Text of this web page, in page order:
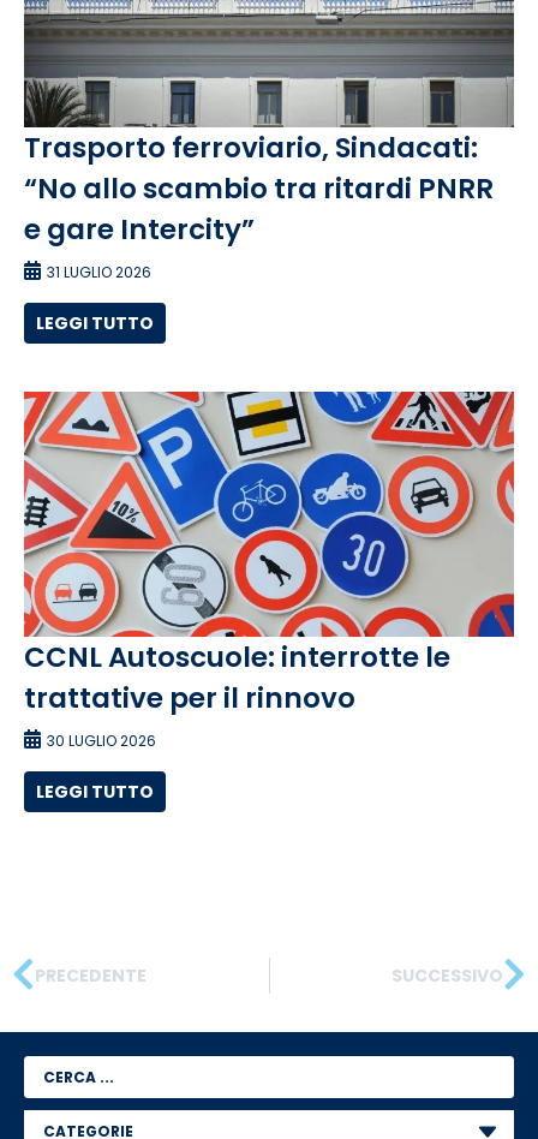
Trasporto ferroviario, Sindacati:
“No allo scambio tra ritardi PNRR
e gare Intercity”
31 LUGLIO 2026
LEGGI TUTTO
CCNL Autoscuole: interrotte le
trattative per il rinnovo
30 LUGLIO 2026
LEGGI TUTTO
PRECEDENTE SUCCESSIVO